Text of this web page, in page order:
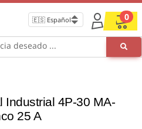
0
deseado ...
Industrial 4P-30 MA-
25 A